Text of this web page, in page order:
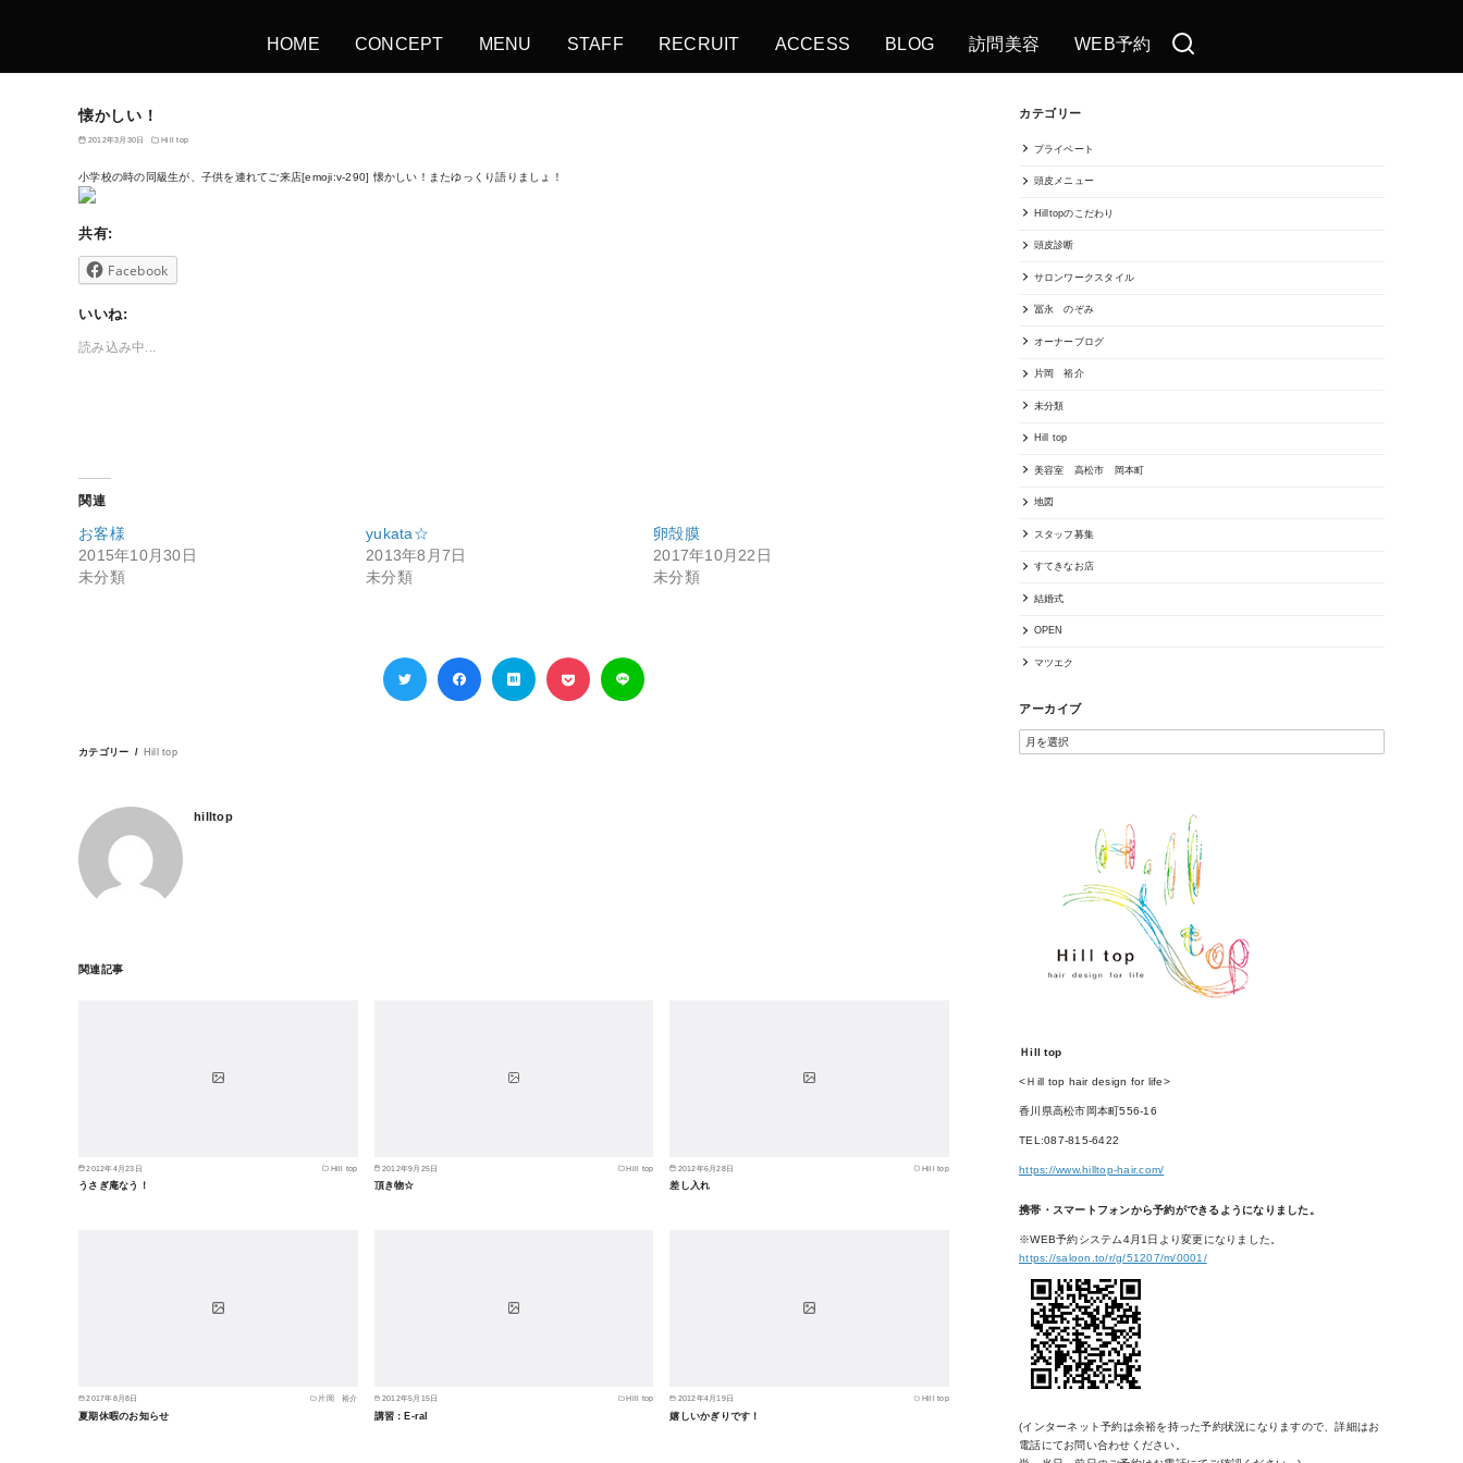
HOME CONCEPT MENU STAFF RECRUIT ACCESS BLOG 訪問美容 WEB予約
懐かしい！
2012年3月30日 Hill top
小学校の時の同級生が、子供を連れてご来店[emoji:v-290] 懐かしい！またゆっくり語りましょ！
共有:
Facebook
いいね:
読み込み中...
関連
お客様
2015年10月30日
未分類
yukata☆
2013年8月7日
未分類
卵殻膜
2017年10月22日
未分類
カテゴリー Hill top
hilltop
関連記事
2012年4月23日 Hill top
うさぎ庵なう！
2012年9月25日 Hill top
頂き物☆
2012年6月28日 Hill top
差し入れ
2017年8月8日 片岡 裕介
夏期休暇のお知らせ
2012年5月15日 Hill top
講習：E-ral
2012年4月19日 Hill top
嬉しいかぎりです！
カテゴリー
プライベート
頭皮メニュー
Hilltopのこだわり
頭皮診断
サロンワークスタイル
冨永 のぞみ
オーナーブログ
片岡 裕介
未分類
Hill top
美容室 高松市 岡本町
地図
スタッフ募集
すてきなお店
結婚式
OPEN
マツエク
アーカイブ
Ｈill top
<Ｈill top hair design for life>
香川県高松市岡本町556-16
TEL:087-815-6422
https://www.hilltop-hair.com/
携帯・スマートフォンから予約ができるようになりました。
※WEB予約システム4月1日より変更になりました。
https://saloon.to/r/g/51207/m/0001/
(インターネット予約は余裕を持った予約状況になりますので、詳細はお
電話にてお問い合わせください。